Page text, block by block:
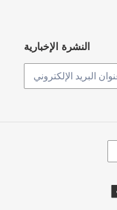
النشرة الإخبارية
ل
غ